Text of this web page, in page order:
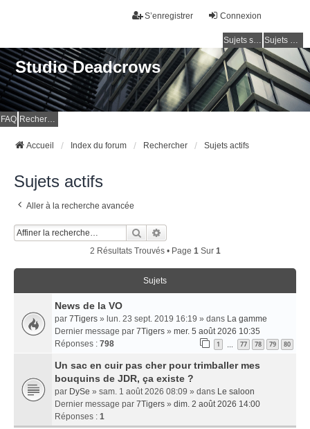
Connexion
S’enregistrer
Sujets sans réponse Sujets actifs
Studio Deadcrows
FAQ Rechercher
Accueil Index du forum Rechercher Sujets actifs
Sujets actifs
Aller à la recherche avancée
Rechercher
2 Résultats Trouvés • Page 1Sur 1
Sujets
News de la VO
par 7Tigers » lun. 23 sept. 2019 16:19 » dans La gamme
Dernier message par 7Tigers » mer. 5 août 2026 10:35
Réponses : 798 1 77 78 79 80
Un sac en cuir pas cher pour trimballer mes
bouquins de JDR, ça existe ?
par DySe » sam. 1 août 2026 08:09 » dans Le saloon
Dernier message par 7Tigers » dim. 2 août 2026 14:00
Réponses : 1